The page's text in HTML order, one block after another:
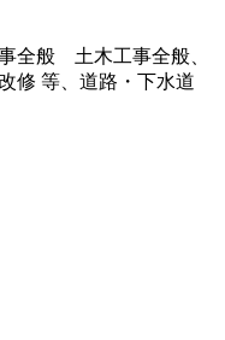
全般 土木工事全般、
修 等、道路・下水道